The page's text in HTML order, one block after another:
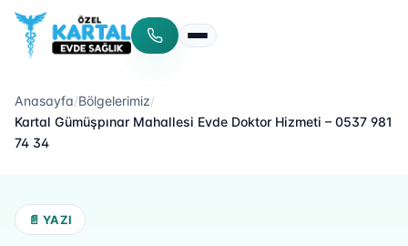
Menüyü aç/kapat
Anasayfa/Bölgelerimiz/
Kartal Gümüşpınar Mahallesi Evde Doktor Hizmeti – 0537 981
74 34
📄 YAZI